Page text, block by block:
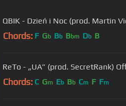
QBIK - Dzień i Noc (prod. Martin
Chords: F Gb Bb Bbm Db B
ReTo - „UA” (prod. SecretRank)
Chords: C Gm Eb Bb Cm F Fm